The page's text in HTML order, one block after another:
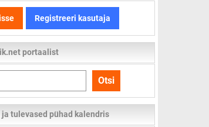
Registreeri kasutaja
portaalist
Otsi
ja tulevased pühad kalendris